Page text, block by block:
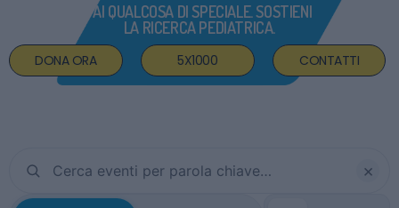
FAI QUALCOSA DI SPECIALE. SOSTIENI
LA RICERCA PEDIATRICA.
DONA ORA 5X1000 CONTATTI
×